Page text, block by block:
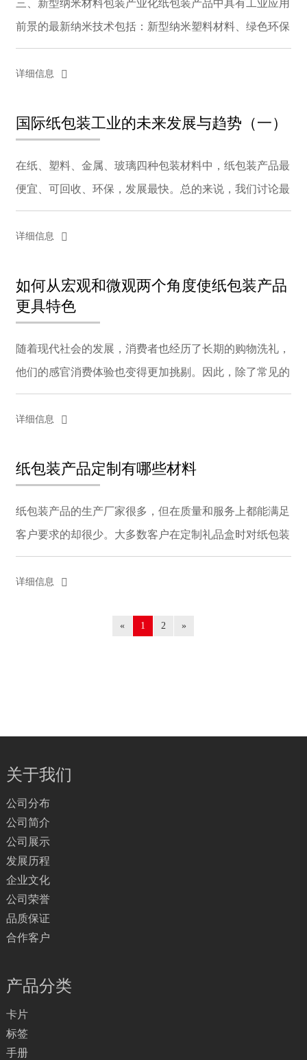
三、新型纳米材料包装产业化纸包装产品中具有工业应用
前景的最新纳米技术包括：新型纳米塑料材料、绿色环保
彩色纳米薄膜、纳米复合聚合物保鲜膜、纳米复合材料保
鲜膜等，新型纳米复合防伪变色膜和重离子微孔防伪技
详细信息
国际纸包装工业的未来发展与趋势（一）
在纸、塑料、金属、玻璃四种包装材料中，纸包装产品最
便宜、可回收、环保，发展最快。总的来说，我们讨论最
多的是国内纸包装行业的发展现状和趋势。本文将为您分
析国际纸包装行业的未来发展和趋势。根据相关资料，
详细信息
如何从宏观和微观两个角度使纸包装产品
更具特色
随着现代社会的发展，消费者也经历了长期的购物洗礼，
他们的感官消费体验也变得更加挑剔。因此，除了常见的
烫金和紫外线技术外，在商家与包装盒厂家的合作过程
中，是否有任何可以让整盒吸引消费者眼球的设计选择成
详细信息
纸包装产品定制有哪些材料
纸包装产品的生产厂家很多，但在质量和服务上都能满足
客户要求的却很少。大多数客户在定制礼品盒时对纸包装
产品的材质不是很熟悉。这就要求纸包装产品的从业人员
对顾客进行介绍和引导，使纸包装符合顾客的心理预期
详细信息
« 1 2 »
关于我们
公司分布
公司简介
公司展示
发展历程
企业文化
公司荣誉
品质保证
合作客户
产品分类
卡片
标签
手册